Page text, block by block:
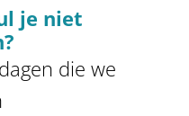
je niet
die we